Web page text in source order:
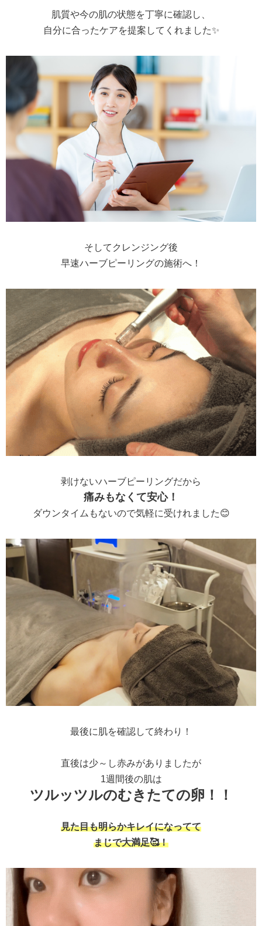
肌質や今の肌の状態を丁寧に確認し、
自分に合ったケアを提案してくれました✨
そしてクレンジング後
早速ハーブピーリングの施術へ！
剥けないハーブピーリングだから
痛みもなくて安心！
ダウンタイムもないので気軽に受けれました😊
最後に肌を確認して終わり！
直後は少～し赤みがありましたが
1週間後の肌は
ツルッツルのむきたての卵！！
見た目も明らかキレイになってて
まじで大満足🥰！